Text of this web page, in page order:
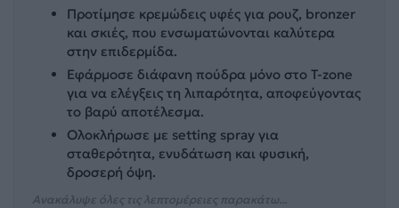
Προτίμησε κρεμώδεις υφές για ρουζ, bronzer
και σκιές, που ενσωματώνονται καλύτερα
στην επιδερμίδα.
Εφάρμοσε διάφανη πούδρα μόνο στο T-zone
για να ελέγξεις τη λιπαρότητα, αποφεύγοντας
το βαρύ αποτέλεσμα.
Ολοκλήρωσε με setting spray για
σταθερότητα, ενυδάτωση και φυσική,
δροσερή όψη.
Ανακάλυψε όλες τις λεπτομέρειες παρακάτω...